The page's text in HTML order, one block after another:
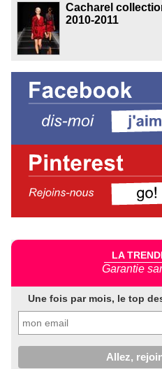
Cacharel
2010-2011
LA
Garantie
Une fois par mois, le top